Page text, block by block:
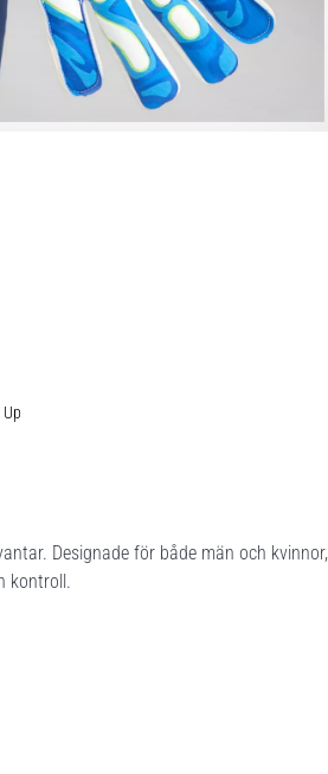
Designade för både män och kvinnor,
kontroll.